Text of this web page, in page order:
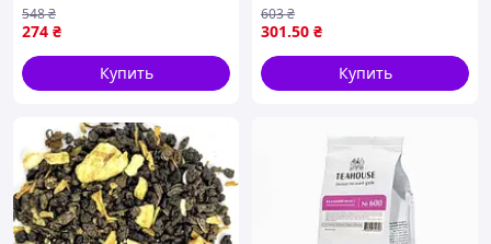
274 ₴
548₴
Купить
50 г для истинных
ценителей
301.50 ₴
603₴
Купить